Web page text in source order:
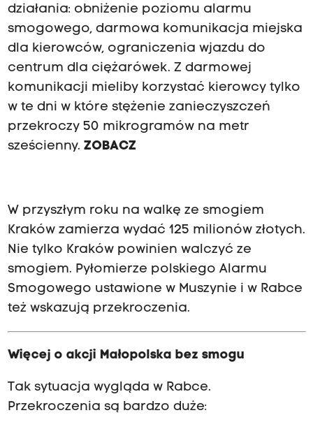
działania: obniżenie poziomu alarmu
smogowego, darmowa komunikacja miejska
dla kierowców, ograniczenia wjazdu do
centrum dla ciężarówek. Z darmowej
komunikacji mieliby korzystać kierowcy tylko
w te dni w które stężenie zanieczyszczeń
przekroczy 50 mikrogramów na metr
sześcienny. ZOBACZ
W przyszłym roku na walkę ze smogiem
Kraków zamierza wydać 125 milionów złotych.
Nie tylko Kraków powinien walczyć ze
smogiem. Pyłomierze polskiego Alarmu
Smogowego ustawione w Muszynie i w Rabce
też wskazują przekroczenia.
Więcej o akcji Małopolska bez smogu
Tak sytuacja wygląda w Rabce.
Przekroczenia są bardzo duże: